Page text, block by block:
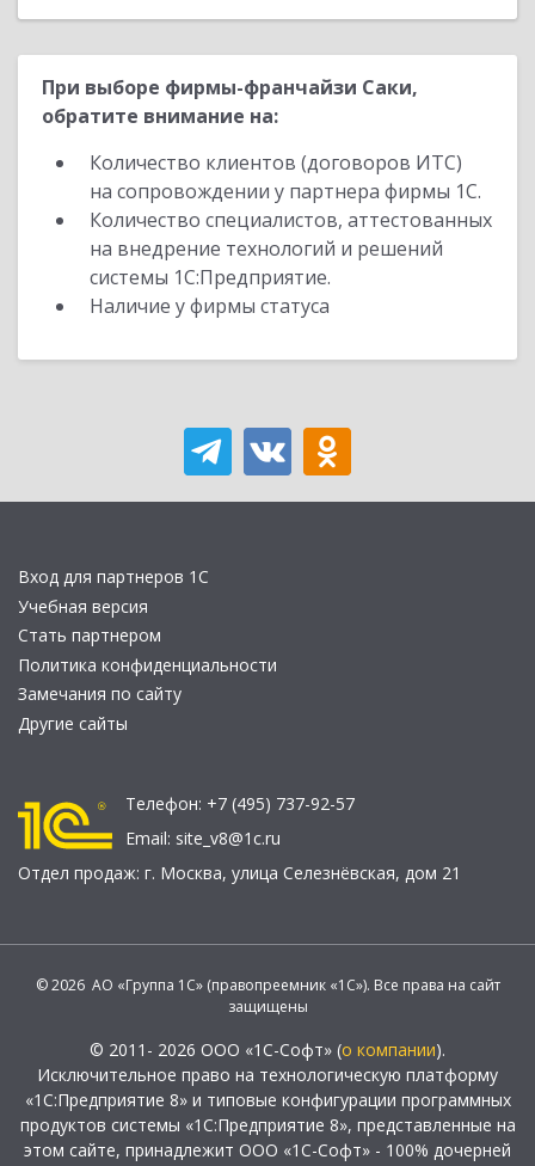
При выборе фирмы-франчайзи Саки,
обратите внимание на:
Количество клиентов (договоров ИТС)
на сопровождении у партнера фирмы 1С.
Количество специалистов, аттестованных
на внедрение технологий и решений
системы 1С:Предприятие.
Наличие у фирмы статуса
Вход для партнеров 1С
Учебная версия
Стать партнером
Политика конфиденциальности
Замечания по сайту
Другие сайты
Телефон: +7 (495) 737-92-57
Email: site_v8@1c.ru
Отдел продаж: г. Москва, улица Селезнёвская, дом 21
© 2026 АО «Группа 1С» (правопреемник «1С»). Все права на сайт
защищены
© 2011- 2026 ООО «1С-Софт» (о компании).
Исключительное право на технологическую платформу
«1С:Предприятие 8» и типовые конфигурации программных
продуктов системы «1С:Предприятие 8», представленные на
этом сайте, принадлежит ООО «1С-Софт» - 100% дочерней